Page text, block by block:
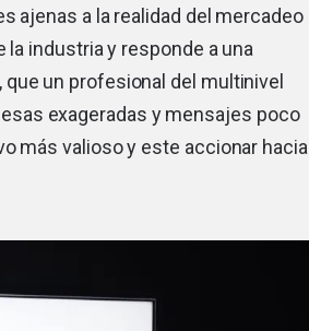
ajenas a la realidad del mercadeo
industria y responde a una
un profesional del multinivel
exageradas y mensajes poco
más valioso y este accionar hacia